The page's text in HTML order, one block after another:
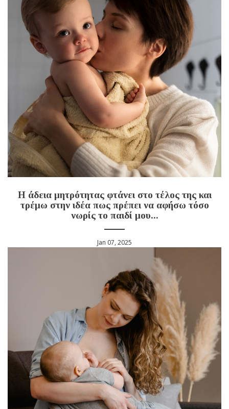
Η άδεια μητρότητας φτάνει στο τέλος της και
τρέμω στην ιδέα πως πρέπει να αφήσω τόσο
νωρίς το παιδί μου...
Jan 07, 2025